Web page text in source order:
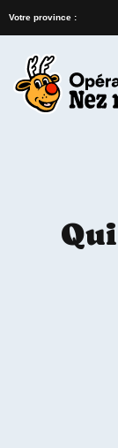
Votre province :
Qui